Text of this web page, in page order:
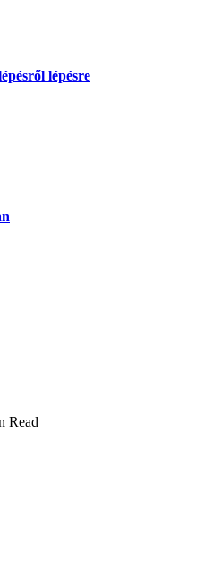
lépésre
Read